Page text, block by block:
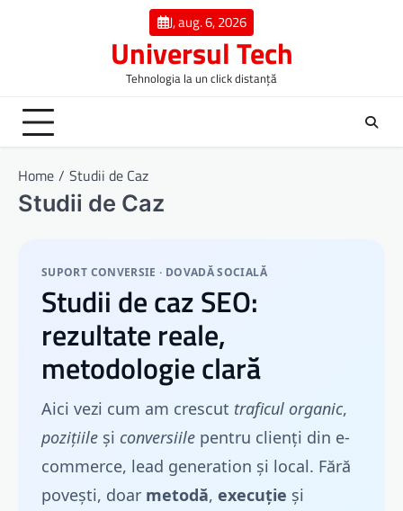
J, aug. 6, 2026
Universul Tech
Tehnologia la un click distanță
Home Studii de Caz
Studii de Caz
SUPORT CONVERSIE · DOVADĂ SOCIALĂ
Studii de caz SEO:
rezultate reale,
metodologie clară
Aici vezi cum am crescut traficul organic,
pozițiile și conversiile pentru clienți din e-
commerce, lead generation și local. Fără
povești, doar metodă, execuție și